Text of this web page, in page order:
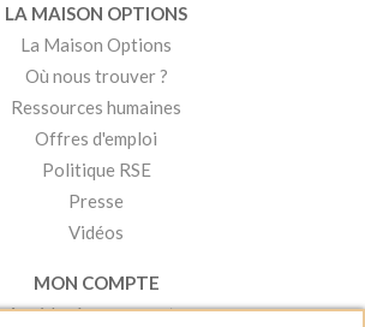
LA MAISON OPTIONS
La Maison Options
Où nous trouver ?
Ressources humaines
Offres d'emploi
Politique RSE
Presse
Vidéos
MON COMPTE
Accéder à mon compte